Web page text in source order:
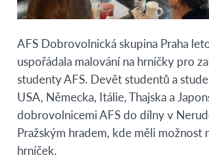
AFS Dobrovolnická skupina Praha
uspořádala malování na hrníčky pro
studenty AFS. Devět studentů a
USA, Německa, Itálie, Thajska a
dobrovolnicemi AFS do dílny v
Pražským hradem, kde měli možnost
hrníček.